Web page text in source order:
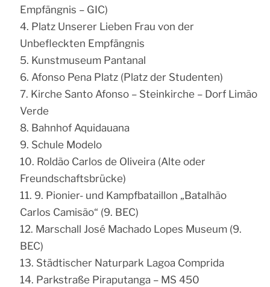
Empfängnis – GIC)
Platz Unserer Lieben Frau von der
Unbefleckten Empfängnis
Kunstmuseum Pantanal
Afonso Pena Platz (Platz der Studenten)
Kirche Santo Afonso – Steinkirche – Dorf Limão
Verde
Bahnhof Aquidauana
Schule Modelo
Roldão Carlos de Oliveira (Alte oder
Freundschaftsbrücke)
9. Pionier- und Kampfbataillon „Batalhão
Carlos Camisão“ (9. BEC)
Marschall José Machado Lopes Museum (9.
BEC)
Städtischer Naturpark Lagoa Comprida
Parkstraße Piraputanga – MS 450